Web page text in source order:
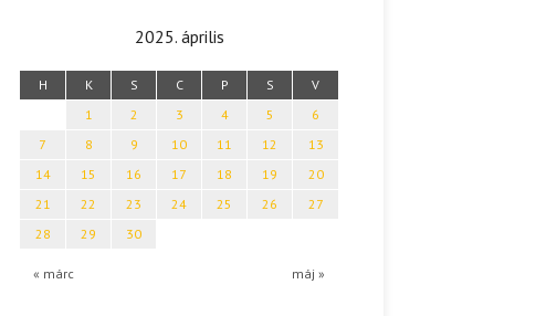
2025. április
H K S C P S V
« márc máj »
1 2 3 4 5
6
7
8 9 10 11 12
13
14
15 16 17 18 19
20
21
22 23 24 25 26
27
28
29 30